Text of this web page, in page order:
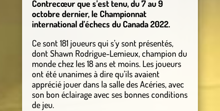
Contrecœur que s’est tenu, du 7 au 9
octobre dernier, le Championnat
international d’échecs du Canada 2022.
Ce sont 181 joueurs qui s’y sont présentés,
dont Shawn Rodrigue-Lemieux, champion du
monde chez les 18 ans et moins. Les joueurs
ont été unanimes à dire qu’ils avaient
apprécié jouer dans la salle des Acéries, avec
son bon éclairage avec ses bonnes conditions
de jeu.